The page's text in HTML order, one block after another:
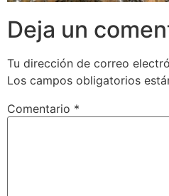
Deja un
Tu dirección de correo
Los campos obligatorios
Comentario *